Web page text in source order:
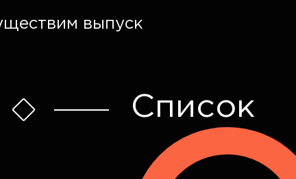
выпуск
Список